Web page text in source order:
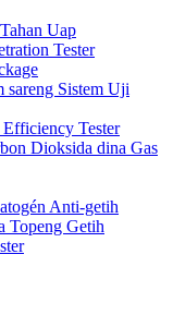
Uap
Tester
sareng Sistem Uji
Tester
Dioksida dina Gas
Anti-getih
Topeng Getih